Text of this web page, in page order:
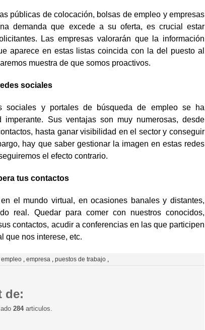
públicas de colocación, bolsas de empleo y empresas
demanda que excede a su oferta, es crucial estar
Las empresas valorarán que la información
aparece en estas listas coincida con la del puesto al
muestra de que somos proactivos.
sociales
sociales y portales de búsqueda de empleo se ha
imperante. Sus ventajas son muy numerosas, desde
hasta ganar visibilidad en el sector y conseguir
hay que saber gestionar la imagen en estas redes
el efecto contrario.
tus contactos
el mundo virtual, en ocasiones banales y distantes,
real. Quedar para comer con nuestros conocidos,
contactos, acudir a conferencias en las que participen
que nos interese, etc.
empleo , empresa , puestos de trabajo ,
de:
284articulos.